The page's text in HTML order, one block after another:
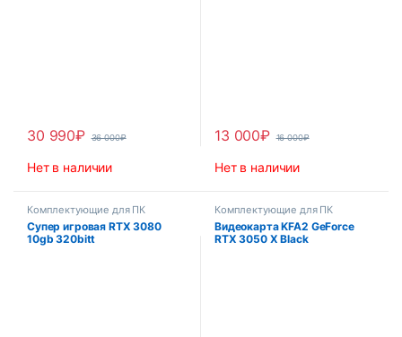
30 990₽ 36 000₽
Нет в наличии
13 000₽ 16 000₽
Нет в наличии
Комплектующие для ПК
Супер игровая RTX 3080
10gb 320bitt
Комплектующие для ПК
Видеокарта KFA2 GeForce
RTX 3050 X Black